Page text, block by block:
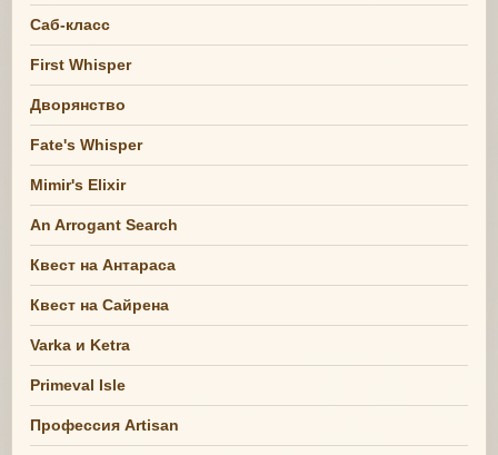
Саб-класс
First Whisper
Дворянство
Fate's Whisper
Mimir's Elixir
An Arrogant Search
Квест на Антараса
Квест на Сайрена
Varka и Ketra
Primeval Isle
Профессия Artisan